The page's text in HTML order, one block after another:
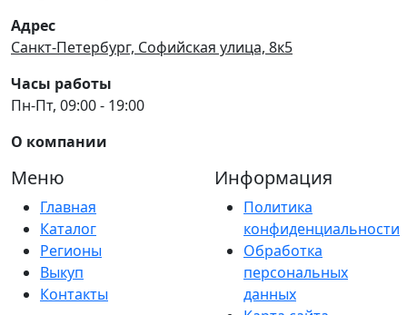
Адрес
Санкт-Петербург, Софийская улица, 8к5
Часы работы
Пн-Пт, 09:00 - 19:00
О компании
Меню
Главная
Каталог
Регионы
Выкуп
Контакты
Информация
Политика
конфиденциальности
Обработка
персональных
данных